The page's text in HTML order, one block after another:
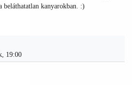
beláthatatlan kanyarokban. :)
19:00